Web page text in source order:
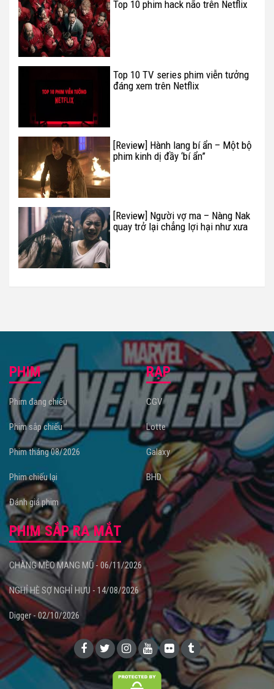
Top 10 phim hack não trên Netflix
Top 10 TV series phim viễn tưởng
đáng xem trên Netflix
[Review] Hành lang bí ẩn – Một bộ
phim kinh dị đầy ‘bí ẩn”
[Review] Người vợ ma – Nàng Nak
quay trở lại chẳng lợi hại như xưa
PHIM
Phim đang chiếu
Phim sắp chiếu
Phim tháng 08/2026
Phim chiếu lại
Đánh giá phim
RẠP
CGV
Lotte
Galaxy
BHD
PHIM SẮP RA MẮT
CHÀNG MÈO MANG MŨ - 06/11/2026
NGHỈ HÈ SỢ NGHỈ HƯU - 14/08/2026
Digger - 02/10/2026